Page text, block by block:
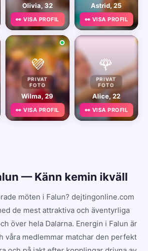
Olivia, 32
👀 VISA PROFIL
Astrid, 25
👀 VISA PROFIL
💜
PRIVAT
FOTO
Wilma, 29
👀 VISA PROFIL
🌹
PRIVAT
FOTO
Alice, 22
👀 VISA PROFIL
— Känn kemin ikväll
möten i Falun? dejtingonline.com
de mest attraktiva och äventyrliga
över hela Dalarna. Energin i Falun är
våra medlemmar matchar den perfekt